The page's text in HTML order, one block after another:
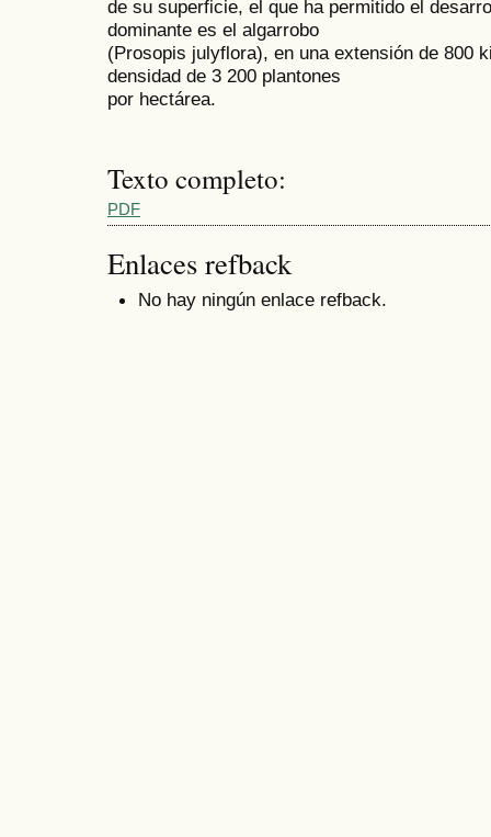
de su superficie, el que ha permitido el
dominante es el algarrobo
(Prosopis julyflora), en una extensión de 800
densidad de 3 200 plantones
por hectárea.
Texto completo:
PDF
Enlaces refback
No hay ningún enlace refback.